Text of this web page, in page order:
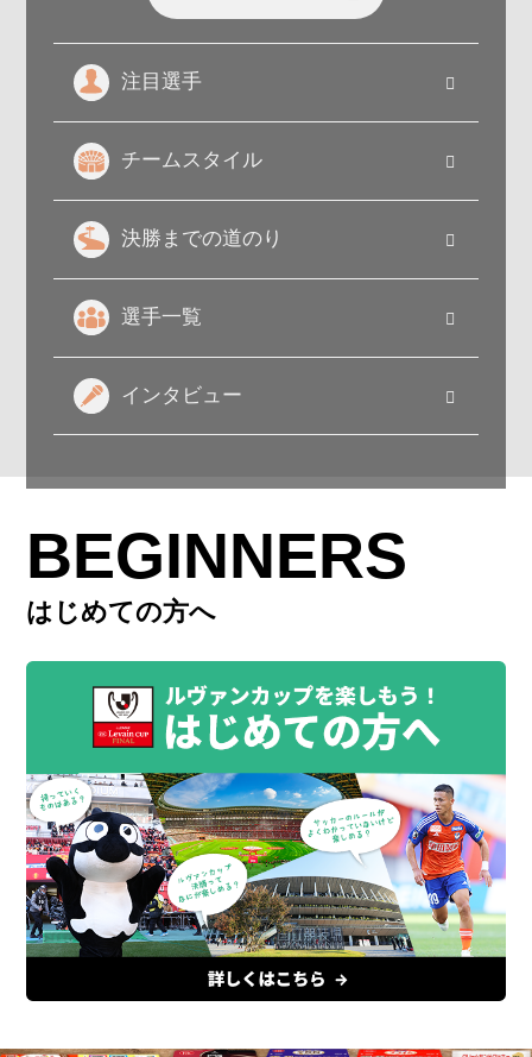
注目選手
チームスタイル
決勝までの道のり
選手一覧
インタビュー
BEGINNERS
はじめての方へ